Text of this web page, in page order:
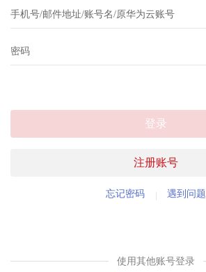
注册账号
登录
忘记密码 遇到问题
使用其他账号登录